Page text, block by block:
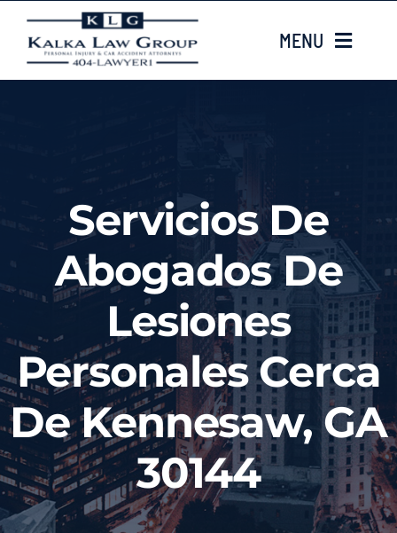
content
MENU
CASE TYPES
Case Results
Contacta con nosotros
Injured? Call
(404) 529-9371
Servicios De
Abogados De
Lesiones
Personales Cerca
De Kennesaw, GA
30144